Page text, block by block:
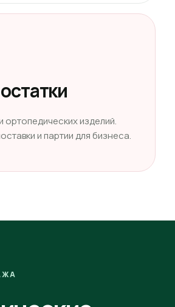
ортопедических изделий.
и партии для бизнеса.